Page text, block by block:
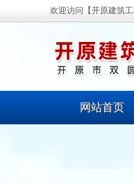
欢迎访问【开原建筑工
网站首页